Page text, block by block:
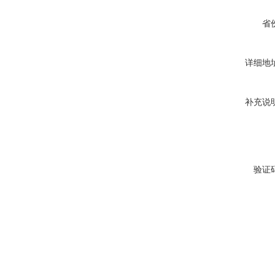
省
详细地
补充说
验证